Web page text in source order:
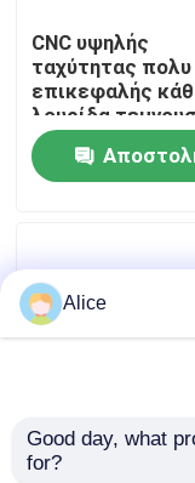
Ποιοτικός
Επικοινωνήστε
Υποθέσεις
Ζητήστε μια
cnc υδραυλικό
CNC υψηλής
ταχύτητας πολυ
επικεφαλής
λουρίδα
μηχανών
για βιομηχανικό
Αυτόματοι
Alice
Good day, what
for?